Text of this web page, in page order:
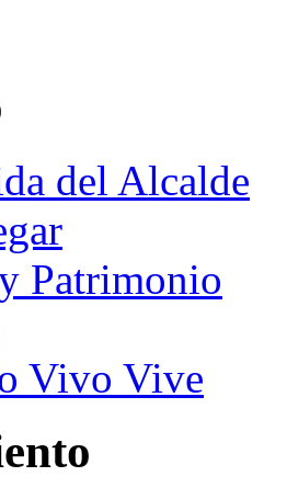
del Alcalde
Patrimonio
Vivo Vive